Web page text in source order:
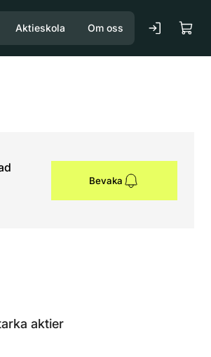
Aktieskola Om oss
Bevaka
aktier